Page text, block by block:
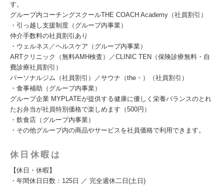
す。
グループ内コーチングスクールTHE COACH Academy（社員割引）
・引っ越し支援制度（グループ内事業）
仲介手数料の社員割引あり
・ウェルネス／ヘルスケア（グループ内事業）
ARTクリニック（無料AMH検査）／CLINIC TEN（保険診療無料・自
費診療社員割引）
パーソナルジム（社員割引）／サウナ（the・）（社員割引）
・食事補助（グループ内事業）
グループ企業 MYPLATEが提供する健康に優しく栄養バランスのとれ
たお弁当が社員特別価格で楽しめます（500円）
・飲食店（グループ内事業）
・その他グループ内の商品やサービスを社員価格で利用できます。
休日休暇は
【休日・休暇】
・年間休日日数：125日 ／ 完全週休二日(土日)